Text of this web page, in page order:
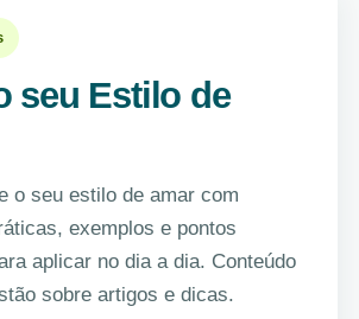
seu Estilo de
o seu estilo de amar com
exemplos e pontos
aplicar no dia a dia. Conteúdo
sobre artigos e dicas.